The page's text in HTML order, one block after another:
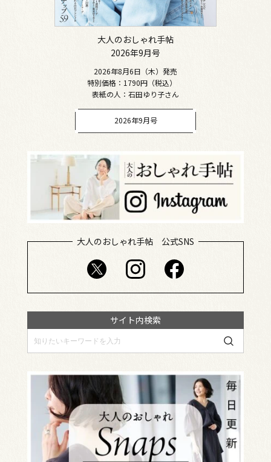
大人のおしゃれ手帖
2026年9月号
2026年8月6日（木）発売
特別価格：1790円（税込）
表紙の人：石田ゆり子さん
2026年9月号
大人のおしゃれ手帖 公式SNS
サイト内検索